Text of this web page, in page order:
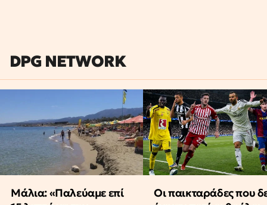
DPG NETWORK
Μάλια: «Παλεύαμε επί
Οι παικταράδες που